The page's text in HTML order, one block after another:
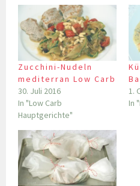
Zucchini-Nudeln
mediterran Low Carb
30. Juli 2016
In "Low Carb
Hauptgerichte"
1.
In